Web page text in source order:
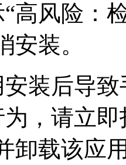
高风险：
安装。
装后导
，请立
卸载该应